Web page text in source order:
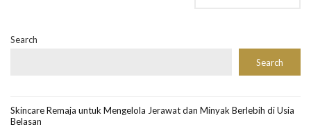
Search
Search
Skincare Remaja untuk Mengelola Jerawat dan Minyak Berlebih di Usia
Belasan